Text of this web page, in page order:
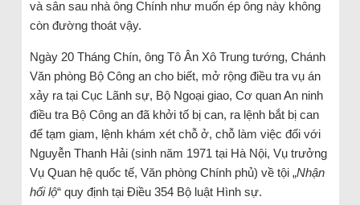
và sân sau nhà ông Chính như muốn ép ông này không
còn đường thoát vậy.
Ngày 20 Tháng Chín, ông Tô Ân Xô Trung tướng, Chánh
Văn phòng Bộ Công an cho biết, mở rộng điều tra vụ án
xảy ra tại Cục Lãnh sự, Bộ Ngoại giao, Cơ quan An ninh
điều tra Bộ Công an đã khởi tố bị can, ra lệnh bắt bị can
để tạm giam, lệnh khám xét chỗ ở, chỗ làm việc đối với
Nguyễn Thanh Hải (sinh năm 1971 tại Hà Nội, Vụ trưởng
Vụ Quan hệ quốc tế, Văn phòng Chính phủ) về tội „Nhận
hối lộ“ quy định tại Điều 354 Bộ luật Hình sự.